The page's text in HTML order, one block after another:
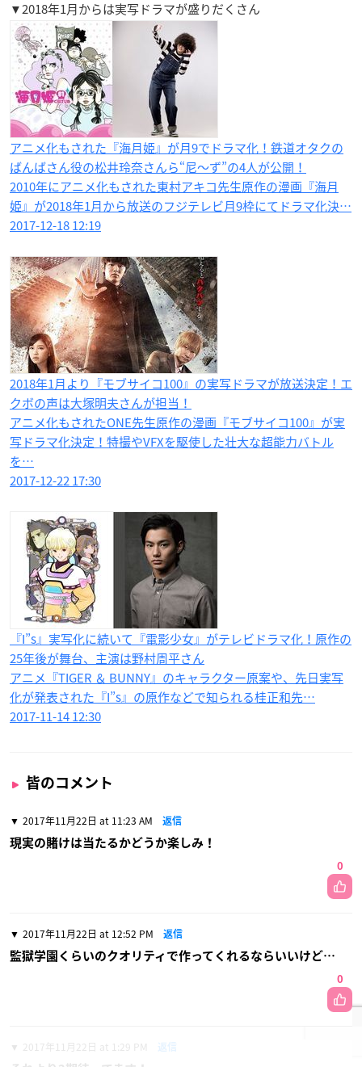
▼2018年1月からは実写ドラマが盛りだくさん
アニメ化もされた『海月姫』が月9でドラマ化！鉄道オタクの
ばんばさん役の松井玲奈さんら“尼～ず”の4人が公開！
2010年にアニメ化もされた東村アキコ先生原作の漫画『海月
姫』が2018年1月から放送のフジテレビ月9枠にてドラマ化決…
2017-12-18 12:19
2018年1月より『モブサイコ100』の実写ドラマが放送決定！エ
クボの声は大塚明夫さんが担当！
アニメ化もされたONE先生原作の漫画『モブサイコ100』が実
写ドラマ化決定！特撮やVFXを駆使した壮大な超能力バトル
を…
2017-12-22 17:30
『I”s』実写化に続いて『電影少女』がテレビドラマ化！原作の
25年後が舞台、主演は野村周平さん
アニメ『TIGER ＆ BUNNY』のキャラクター原案や、先日実写
化が発表された『I”s』の原作などで知られる桂正和先…
2017-11-14 12:30
皆のコメント
2017年11月22日 at 11:23 AM 返信
現実の賭けは当たるかどうか楽しみ！
0
2017年11月22日 at 12:52 PM 返信
監獄学園くらいのクオリティで作ってくれるならいいけど…
0
2017年11月22日 at 1:29 PM 返信